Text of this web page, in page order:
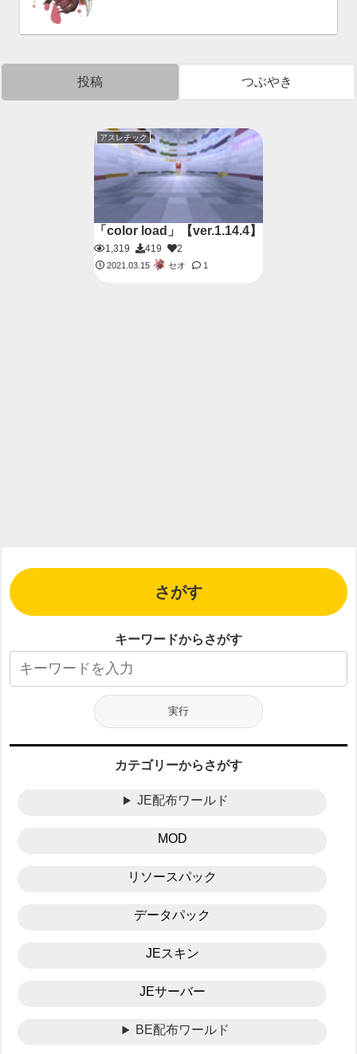
投稿 つぶやき
アスレチック
「color load」【ver.1.14.4】
1,319 419 2
2021.03.15 セオ 1
さがす
キーワードからさがす
カテゴリーからさがす
JE配布ワールド
MOD
リソースパック
データパック
JEスキン
JEサーバー
BE配布ワールド